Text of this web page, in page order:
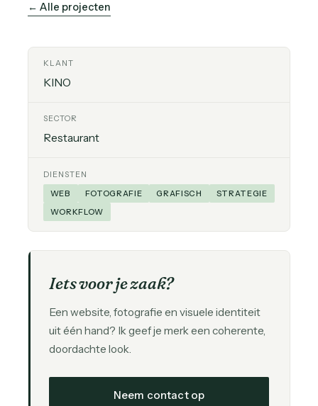
← Alle projecten
KLANT
KINO
SECTOR
Restaurant
DIENSTEN
WEB
FOTOGRAFIE GRAFISCH
STRATEGIE
WORKFLOW
Iets voor je zaak?
Een website, fotografie en visuele identiteit
uit één hand? Ik geef je merk een coherente,
doordachte look.
Neem contact op